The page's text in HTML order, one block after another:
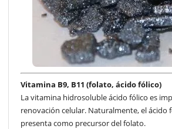
Vitamina B9, B11 (folato, ácido fólico)
La vitamina hidrosoluble ácido fólico es
renovación celular. Naturalmente, el ácido
presenta como precursor del folato.